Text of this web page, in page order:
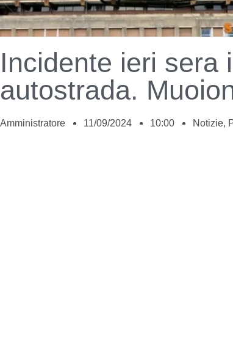
Incidente ieri sera
autostrada.
Amministratore 11/09/2024 10:00 Notizie,